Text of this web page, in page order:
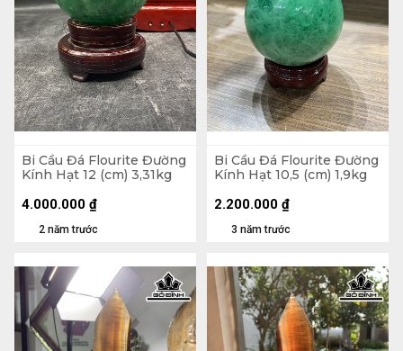
Bi Cầu Đá Flourite Đường
Kính Hạt 12 (cm) 3,31kg
2 năm trước
4.000.000 ₫
Bi Cầu Đá Flourite Đường
Kính Hạt 10,5 (cm) 1,9kg
3 năm trước
2.200.000 ₫